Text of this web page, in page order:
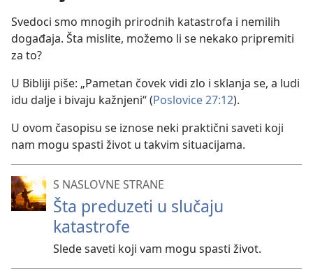
Svedoci smo mnogih prirodnih katastrofa i nemilih
događaja. Šta mislite, možemo li se nekako pripremiti
za to?
U Bibliji piše: „Pametan čovek vidi zlo i sklanja se, a ludi
idu dalje i bivaju kažnjeni“ (Poslovice 27:12).
U ovom časopisu se iznose neki praktični saveti koji
nam mogu spasti život u takvim situacijama.
S NASLOVNE STRANE
Šta preduzeti u slučaju
katastrofe
Slede saveti koji vam mogu spasti život.